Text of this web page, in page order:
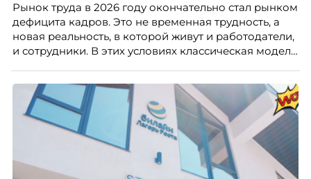
Рынок труда в 2026 году окончательно стал рынком
дефицита кадров. Это не временная трудность, а
новая реальность, в которой живут и работодатели,
и сотрудники. В этих условиях классическая модель
продуманная система из нескольких
профессиональных опор, которая даёт специалисту
устойчивость, гибкость и возможности для роста.
Автор – Елена Парфенова, карьерный консультант,
HR-эксперт, наставник. Разбирает, как работает эта
модель и кому она подходит в первую очередь.